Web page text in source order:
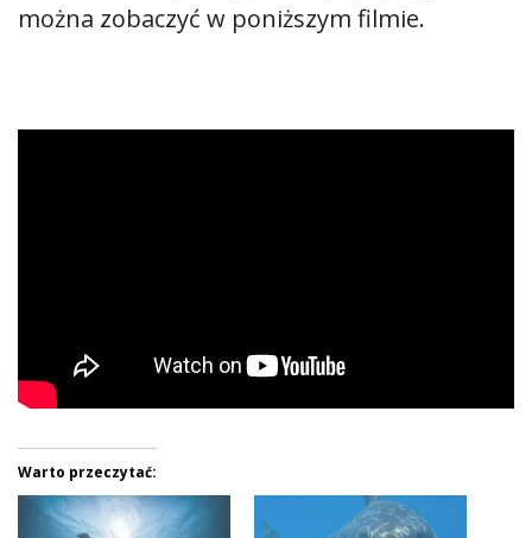
można zobaczyć w poniższym filmie.
Warto przeczytać: